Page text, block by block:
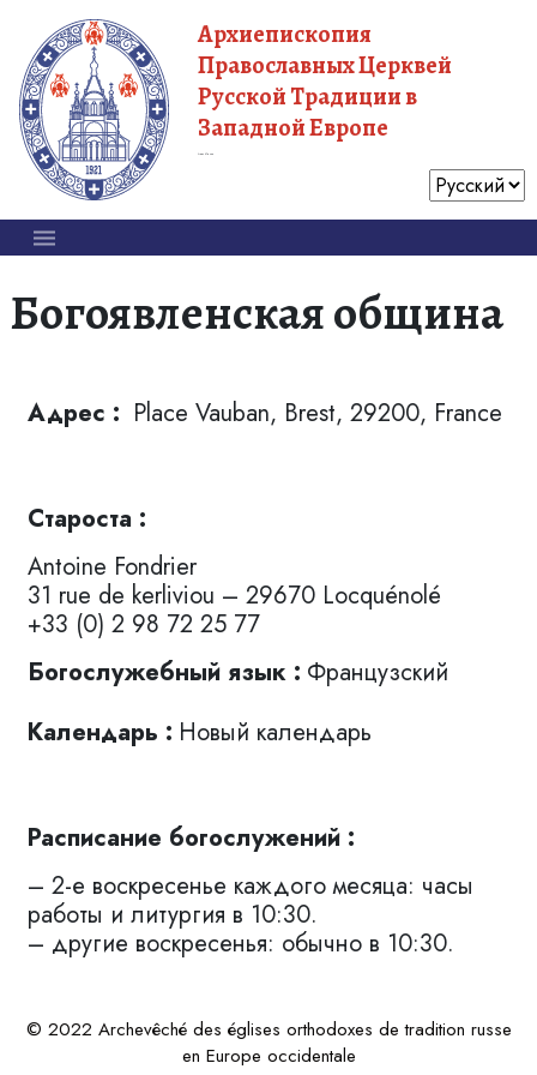
Архиепископия
Православных Церквей
Русской Традиции в
Западной Европе
Богоявленская община
Адрес : Place Vauban, Brest, 29200, France
Староста :
Antoine Fondrier
31 rue de kerliviou – 29670 Locquénolé
+33 (0) 2 98 72 25 77
Богослужебный язык : Французский
Календарь : Новый календарь
Расписание богослужений :
– 2-е воскресенье каждого месяца: часы
работы и литургия в 10:30.
– другие воскресенья: обычно в 10:30.
© 2022 Archevêché des églises orthodoxes de tradition russe
en Europe occidentale